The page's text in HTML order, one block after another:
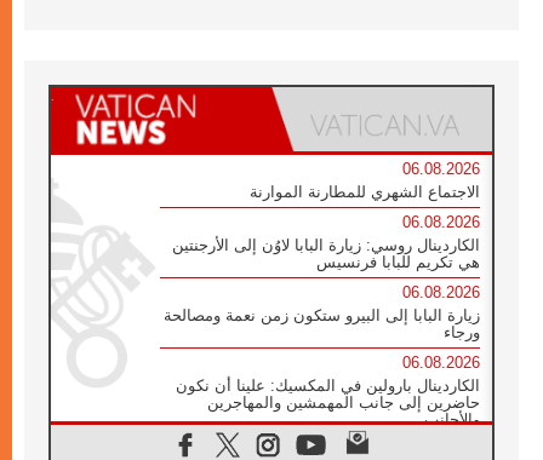
06.08.2026
الاجتماع الشهري للمطارنة الموارنة
06.08.2026
الكاردينال روسي: زيارة البابا لاوُن إلى الأرجنتين
هي تكريم للبابا فرنسيس
06.08.2026
زيارة البابا إلى البيرو ستكون زمن نعمة ومصالحة
ورجاء
06.08.2026
الكاردينال بارولين في المكسيك: علينا أن نكون
حاضرين إلى جانب المهمشين والمهاجرين
والأجانب